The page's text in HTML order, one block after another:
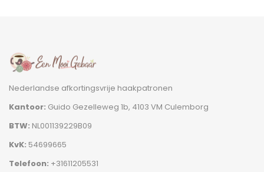
Nederlandse afkortingsvrije haakpatronen
Kantoor: Guido Gezelleweg 1b, 4103 VM Culemborg
BTW: NL001139229B09
KvK: 54699665
Telefoon: +31611205531